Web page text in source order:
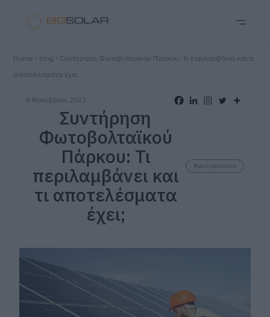
Home blog
Συντήρηση Φωτοβολταϊκού Πάρκου: Τι περιλαμβάνει και τι
αποτελέσματα έχει;
8 Νοεμβρίου 2023
Συντήρηση
Φωτοβολταϊκού
Πάρκου: Τι
περιλαμβάνει και
τι αποτελέσματα
έχει;
#φωτοβολταϊκά